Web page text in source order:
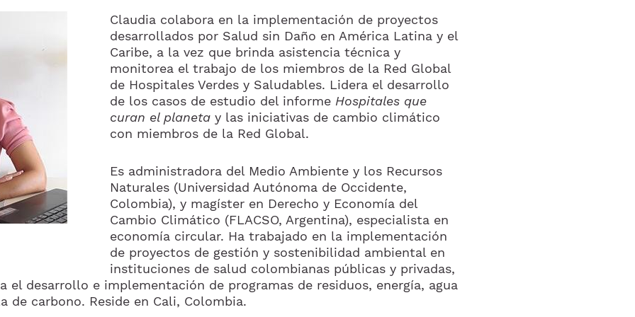
Claudia colabora en la implementación de proyectos
desarrollados por Salud sin Daño en América Latina y el
Caribe, a la vez que brinda asistencia técnica y
monitorea el trabajo de los miembros de la Red Global
de Hospitales Verdes y Saludables. Lidera el desarrollo
de los casos de estudio del informe Hospitales que
curan el planeta y las iniciativas de cambio climático
con miembros de la Red Global.
Es administradora del Medio Ambiente y los Recursos
Naturales (Universidad Autónoma de Occidente,
Colombia), y magíster en Derecho y Economía del
Cambio Climático (FLACSO, Argentina), especialista en
economía circular. Ha trabajado en la implementación
de proyectos de gestión y sostenibilidad ambiental en
instituciones de salud colombianas públicas y privadas,
el desarrollo e implementación de programas de residuos, energía, agua
de carbono. Reside en Cali, Colombia.